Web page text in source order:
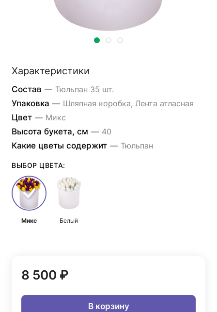
Характеристики
Состав — Тюльпан 35 шт.
Упаковка — Шляпная коробка, Лента атласная
Цвет — Микс
Высота букета, см — 40
Какие цветы содержит — Тюльпан
ВЫБОР ЦВЕТА:
Микс Белый
8 500 ₽
В корзину